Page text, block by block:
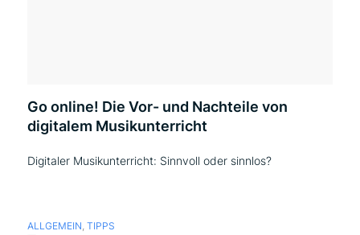
Go online! Die Vor- und Nachteile von
digitalem Musikunterricht
Digitaler Musikunterricht: Sinnvoll oder sinnlos?
ALLGEMEIN, TIPPS